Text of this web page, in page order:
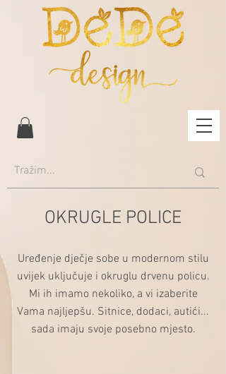
OKRUGLE POLICE
Uređenje dječje sobe u modernom stilu
uvijek uključuje i okruglu drvenu policu.
Mi ih imamo nekoliko, a vi izaberite
Vama najljepšu. Sitnice, dodaci, autići...
sada imaju svoje posebno mjesto.